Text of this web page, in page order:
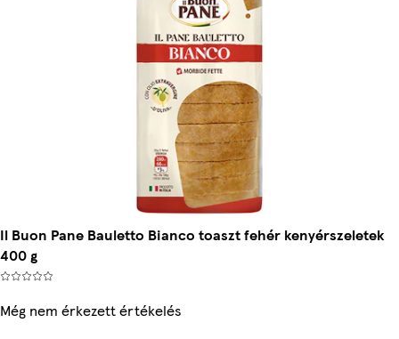
Il Buon Pane Bauletto Bianco toaszt fehér kenyérszeletek
400 g
Még nem érkezett értékelés